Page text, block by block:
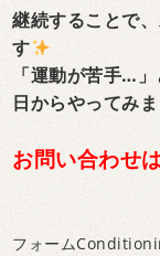
継続することで
す
「運動が苦手…
日からやってみ
お問い合わせ
フォーム